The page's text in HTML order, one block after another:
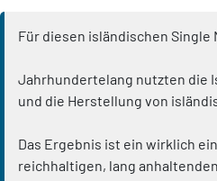
Für diesen isländischen
Jahrhundertelang nutzten die
und die Herstellung von
Das Ergebnis ist ein wirklich
reichhaltigen, lang